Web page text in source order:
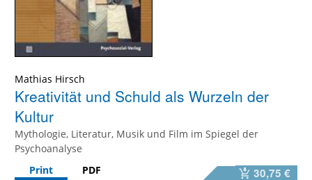
Mathias Hirsch
Kreativität und Schuld als Wurzeln der
Kultur
Mythologie, Literatur, Musik und Film im Spiegel der
Psychoanalyse
Print
PDF 30,75 €